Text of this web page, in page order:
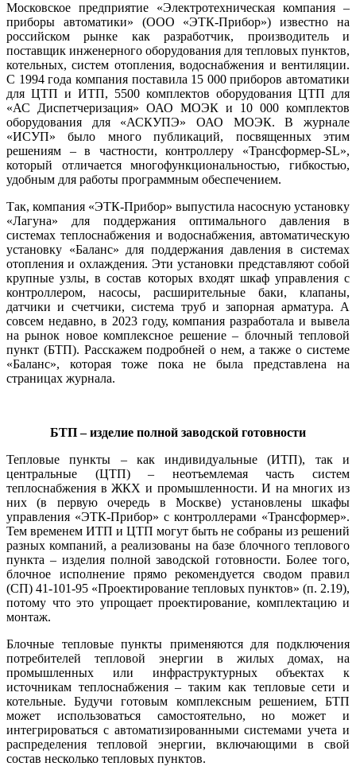
Московское предприятие «Электротехническая компания –
приборы автоматики» (ООО «ЭТК-Прибор») известно на
российском рынке как разработчик, производитель и
поставщик инженерного оборудования для тепловых пунктов,
котельных, систем отопления, водоснабжения и вентиляции.
С 1994 го­да компания поставила 15 000 приборов автоматики
для ЦТП и ИТП, 5500 комплектов оборудования ЦТП для
«АС Диспетчеризация» ОАО МОЭК и 10 000 комплектов
оборудования для «АСКУПЭ» ОАО МОЭК. В журнале
«ИСУП» бы­ло много публикаций, посвященных этим
решениям – в частности, контроллеру «Трансформер-SL»,
который отличается многофункциональностью, гибкостью,
удобным для работы программным обеспечением.
Так, компания «ЭТК-Прибор» выпустила насосную установку
«Лагуна» для поддержания оптимального давления в
системах теплоснабжения и водоснабжения, автоматическую
установку «Баланс» для поддержания давления в системах
отопления и охлаждения. Эти установки представляют собой
крупные узлы, в состав которых входят шкаф управления с
контроллером, насосы, расширительные ба­ки, клапаны,
датчики и счетчики, система труб и запорная арматура. А
совсем недавно, в 2023 го­ду, компания разработала и вывела
на рынок новое комплексное решение – блочный тепловой
пункт (БТП). Расскажем подробней о нем, а также о системе
«Баланс», которая то­же по­ка не бы­ла представлена на
страницах журнала.
БТП – изделие полной заводской готовности
Тепловые пункты – как индивидуальные (ИТП), так и
центральные (ЦТП) – неотъемлемая часть систем
теплоснабжения в ЖКХ и промышленности. И на многих из
них (в первую очередь в Москве) установлены шкафы
управления «ЭТК-Прибор» с контроллерами «Трансформер».
Тем временем ИТП и ЦТП могут быть не собраны из решений
разных компаний, а реализованы на ба­зе блочного теплового
пункта – изделия полной заводской готовности. Более то­го,
блочное исполнение прямо рекомендуется сводом правил
(СП) 41-101-95 «Проектирование тепловых пунктов» (п. 2.19),
потому что это упрощает проектирование, комплектацию и
монтаж.
Блочные тепловые пункты применяются для подключения
потребителей тепловой энергии в жилых домах, на
промышленных или инфраструктурных объектах к
источникам теплоснабжения – таким как тепловые се­ти и
котельные. Будучи готовым комплексным решением, БТП
может использоваться самостоятельно, но может и
интегрироваться с автоматизированными системами учета и
распределения тепловой энергии, включающими в свой
состав несколько тепловых пунктов.